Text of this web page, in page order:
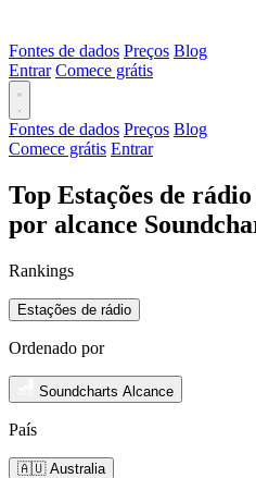
Fontes de dados Preços Blog
Entrar Comece grátis
Fontes de dados Preços Blog
Comece grátis Entrar
Top Estações de
por alcance
Rankings
Estações de rádio
Ordenado por
Soundcharts Alcance
País
🇦🇺 Australia